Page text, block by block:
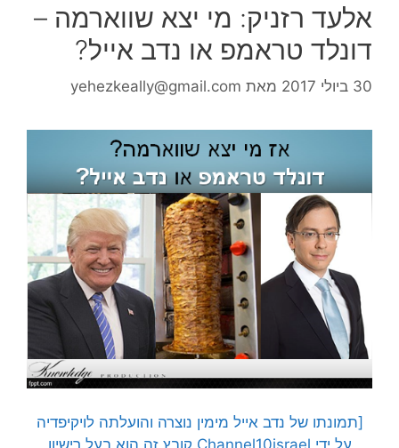
אלעד רזניק: מי יצא שווארמה –
דונלד טראמפ או נדב אייל?
30 ביולי 2017 מאת yehezkeally@gmail.com
[תמונתו של נדב אייל מימין נוצרה והועלתה לויקיפדיה
על ידי Channel10israel קובץ זה הוא בעל רישיון